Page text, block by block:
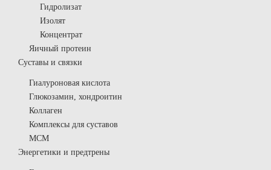
Гидролизат
Изолят
Концентрат
Яичный протеин
Суставы и связки
Гиалуроновая кислота
Глюкозамин, хондроитин
Коллаген
Комплексы для суставов
МСМ
Энергетики и предтрены